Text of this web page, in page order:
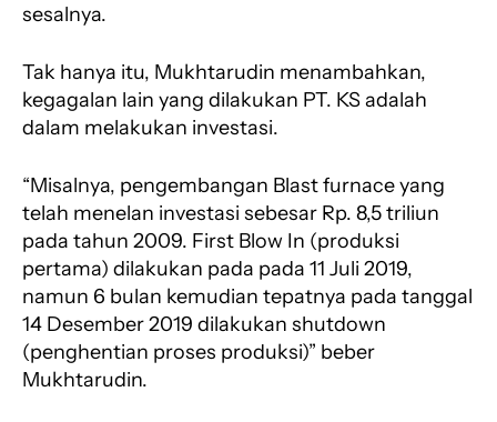
sesalnya.
Tak hanya itu, Mukhtarudin menambahkan,
kegagalan lain yang dilakukan PT. KS adalah
dalam melakukan investasi.
“Misalnya, pengembangan Blast furnace yang
telah menelan investasi sebesar Rp. 8,5 triliun
pada tahun 2009. First Blow In (produksi
pertama) dilakukan pada pada 11 Juli 2019,
namun 6 bulan kemudian tepatnya pada tanggal
14 Desember 2019 dilakukan shutdown
(penghentian proses produksi)” beber
Mukhtarudin.